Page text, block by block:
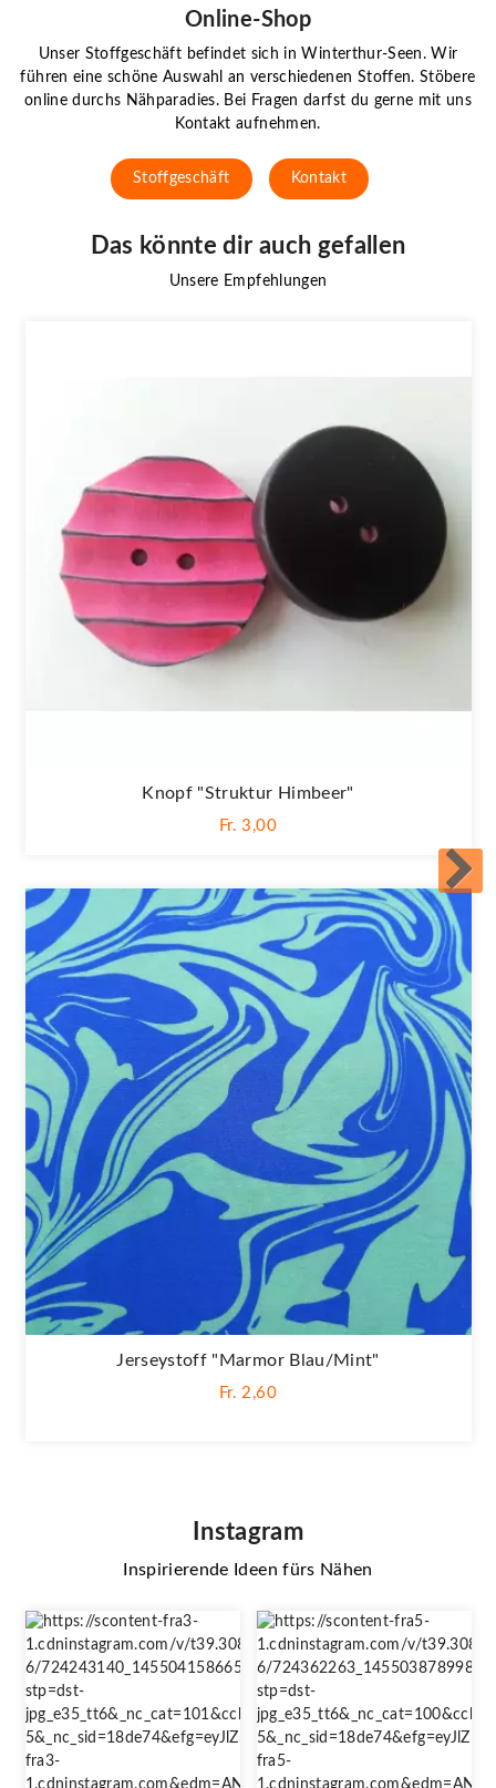
Online-Shop
Unser Stoffgeschäft befindet sich in Winterthur-Seen. Wir
führen eine schöne Auswahl an verschiedenen Stoffen. Stöbere
online durchs Nähparadies. Bei Fragen darfst du gerne mit uns
Kontakt aufnehmen.
Stoffgeschäft Kontakt
Das könnte dir auch gefallen
Unsere Empfehlungen
Knopf "Struktur Himbeer"
Fr. 3,00
Jerseystoff "Marmor Blau/mint"
Fr. 2,60
Instagram
Inspirierende Ideen fürs Nähen